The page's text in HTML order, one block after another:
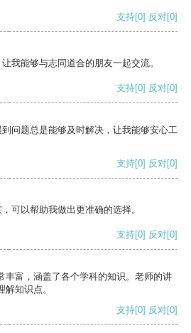
支持[0] 反对[0]
我能够与志同道合的朋友一起交流。
支持[0] 反对[0]
问题总是能够及时解决，让我能够安心工
支持[0] 反对[0]
可以帮助我做出更准确的选择。
支持[0] 反对[0]
丰富，涵盖了各个学科的知识。老师的讲
知识点。
支持[0] 反对[0]